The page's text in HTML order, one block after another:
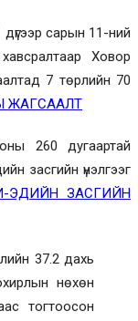
сарын 11-ний
Ховор
7 төрлийн 70
ЖАГСААЛТ
260 дугаартай
засгийн үнэлгээг
ЭДИЙН ЗАСГИЙН
37.2 дахь
нөхөн
тогтоосон